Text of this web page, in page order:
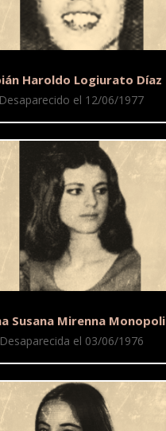
Haroldo Logiurato Díaz
Desaparecido el 12/06/1977
Susana Mirenna Monopoli
Desaparecida el 03/06/1976